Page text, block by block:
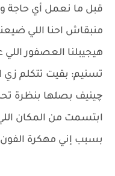
قبل ما نعمل أي
منبقاش احنا اللي
هيجيبلنا العصفور
تسنيم: بقيت تتكلم زي
چينيف بصلها بنظرة
ابتسمت من المكان
بسبب إني مهكرة